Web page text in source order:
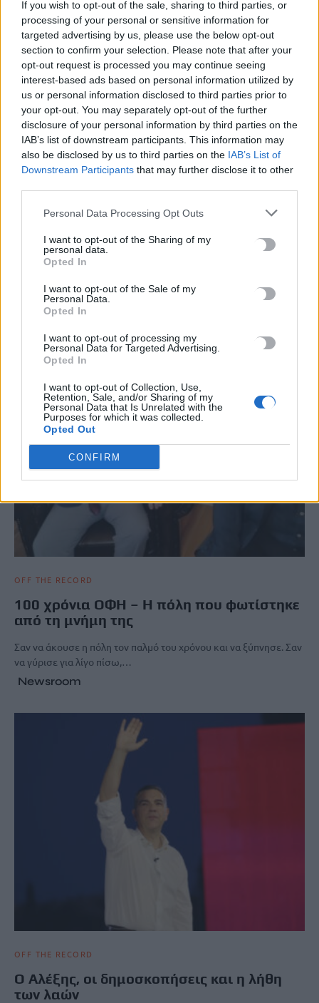
If you wish to opt-out of the sale, sharing to third parties, or
processing of your personal or sensitive information for
targeted advertising by us, please use the below opt-out
section to confirm your selection. Please note that after your
opt-out request is processed you may continue seeing
interest-based ads based on personal information utilized by
us or personal information disclosed to third parties prior to
your opt-out. You may separately opt-out of the further
disclosure of your personal information by third parties on the
IAB’s list of downstream participants. This information may
also be disclosed by us to third parties on the IAB’s List of
Downstream Participants that may further disclose it to other
Personal Data Processing Opt Outs
I want to opt-out of the Sharing of my
personal data.
Opted In
I want to opt-out of the Sale of my
Personal Data.
Opted In
I want to opt-out of processing my
Personal Data for Targeted Advertising.
Opted In
I want to opt-out of Collection, Use,
Retention, Sale, and/or Sharing of my
Personal Data that Is Unrelated with the
Purposes for which it was collected.
Opted Out
CONFIRM
Ρέθυμνο: Φωτιά σε διαμέρισμα – Απεγκλωβίστηκε ένα άτομο
7 Αυγούστου, 2026
Εκδήλωση για την 82η Επέτειο της Μεγάλης Κύκλωσης της
Εμπάρου και τιμή στη Μνήμη των ηρώων
7 Αυγούστου, 2026
ΦΕΣΤΙΒΑΛ ΚΙΝΗΜΑΤΟΓΡΑΦΟΥ ΧΑΝΙΩΝ
ΣΧΕΤΙΚΆ ΆΡΘΡΑ
OFF THE RECORD
100 χρόνια ΟΦΗ – Η πόλη που φωτίστηκε
από τη μνήμη της
Σαν να άκουσε η πόλη τον παλμό του χρόνου και να ξύπνησε. Σαν
να γύρισε για λίγο πίσω,…
Newsroom
OFF THE RECORD
Ο Αλέξης, οι δημοσκοπήσεις και η λήθη
των λαών